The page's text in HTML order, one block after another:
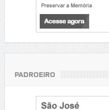
PADROEIRO